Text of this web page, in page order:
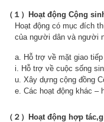
（１）Hoạt động Cộng
Hoạt động có mục đích
của người dân và người
a. Hỗ trợ về mặt giao
i. Hỗ trợ về cuộc sống
u. Xây dựng cộng đồng
e. Các hoạt động khác –
（２）Hoạt động hợp